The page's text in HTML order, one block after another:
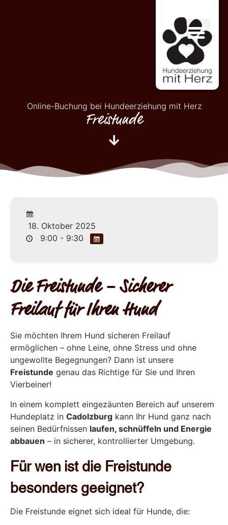
Online-Buchung bei Hundeerziehung mit Herz
Freistunde
18. Oktober 2025
9:00 - 9:30
Die Freistunde – Sicherer
Freilauf für Ihren Hund
Sie möchten Ihrem Hund sicheren Freilauf
ermöglichen – ohne Leine, ohne Stress und ohne
ungewollte Begegnungen? Dann ist unsere
Freistunde genau das Richtige für Sie und Ihren
Vierbeiner!
In einem komplett eingezäunten Bereich auf unserem
Hundeplatz in Cadolzburg kann Ihr Hund ganz nach
seinen Bedürfnissen laufen, schnüffeln und Energie
abbauen – in sicherer, kontrollierter Umgebung.
Für wen ist die Freistunde
besonders geeignet?
Die Freistunde eignet sich ideal für Hunde, die: